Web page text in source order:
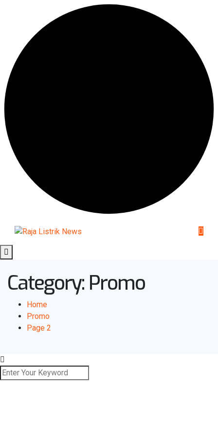
Category: Promo
Home
Promo
Page 2